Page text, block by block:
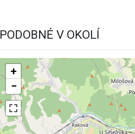
PODOBNÉ V OKOLÍ
+
−